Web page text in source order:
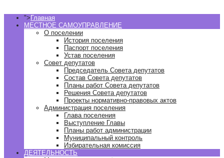
">Главная
МЕСТНОЕ САМОУПРАВЛЕНИЕ
О поселении
История поселения
Паспорт поселения
Устав поселения
Совет депутатов
Председатель Совета депутатов
Состав Совета депутатов
Планы работ Совета депутатов
Решения Совета депутатов
Проекты нормативно-правовых актов
Администрация поселения
Глава поселения
Выступление Главы
Планы работ администрации
Муниципальный контроль
Избирательная комиссия
ДЕЯТЕЛЬНОСТЬ